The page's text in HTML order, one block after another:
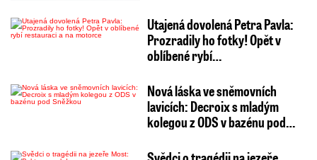
Utajená dovolená Petra Pavla:
Prozradily ho fotky! Opět v
oblíbené rybí…
Nová láska ve sněmovních
lavicích: Decroix s mladým
kolegou z ODS v bazénu pod…